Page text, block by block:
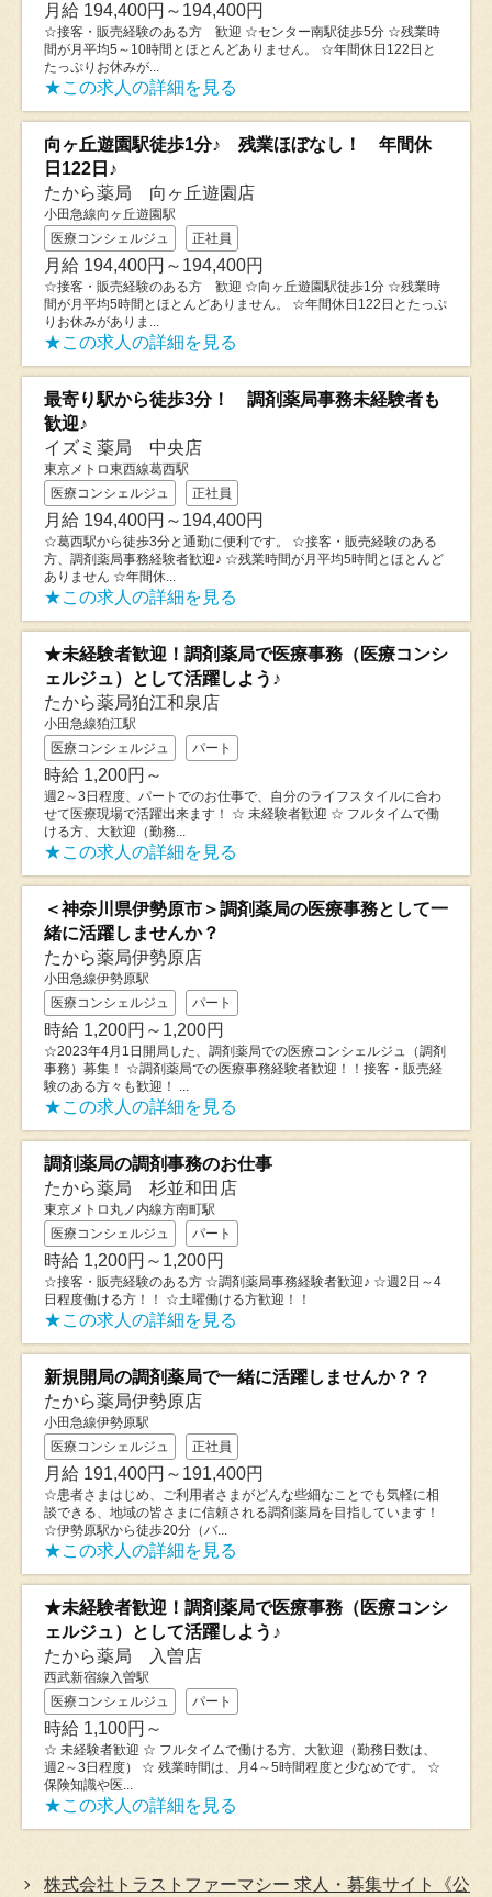
月給 194,400円～194,400円
☆接客・販売経験のある方 歓迎 ☆センター南駅徒歩5分 ☆残業時
間が月平均5～10時間とほとんどありません。 ☆年間休日122日と
たっぷりお休みが...
★この求人の詳細を見る
向ヶ丘遊園駅徒歩1分♪ 残業ほぼなし！ 年間休
日122日♪
たから薬局 向ヶ丘遊園店
小田急線向ヶ丘遊園駅
医療コンシェルジュ
正社員
月給 194,400円～194,400円
☆接客・販売経験のある方 歓迎 ☆向ヶ丘遊園駅徒歩1分 ☆残業時
間が月平均5時間とほとんどありません。 ☆年間休日122日とたっぷ
りお休みがありま...
★この求人の詳細を見る
最寄り駅から徒歩3分！ 調剤薬局事務未経験者も
歓迎♪
イズミ薬局 中央店
東京メトロ東西線葛西駅
医療コンシェルジュ
正社員
月給 194,400円～194,400円
☆葛西駅から徒歩3分と通勤に便利です。 ☆接客・販売経験のある
方、調剤薬局事務経験者歓迎♪ ☆残業時間が月平均5時間とほとんど
ありません ☆年間休...
★この求人の詳細を見る
★未経験者歓迎！調剤薬局で医療事務（医療コンシ
ェルジュ）として活躍しよう♪
たから薬局狛江和泉店
小田急線狛江駅
医療コンシェルジュ
パート
時給 1,200円～
週2～3日程度、パートでのお仕事で、自分のライフスタイルに合わ
せて医療現場で活躍出来ます！ ☆ 未経験者歓迎 ☆ フルタイムで働
ける方、大歓迎（勤務...
★この求人の詳細を見る
＜神奈川県伊勢原市＞調剤薬局の医療事務として一
緒に活躍しませんか？
たから薬局伊勢原店
小田急線伊勢原駅
医療コンシェルジュ
パート
時給 1,200円～1,200円
☆2023年4月1日開局した、調剤薬局での医療コンシェルジュ（調剤
事務）募集！ ☆調剤薬局での医療事務経験者歓迎！！接客・販売経
験のある方々も歓迎！ ...
★この求人の詳細を見る
調剤薬局の調剤事務のお仕事
たから薬局 杉並和田店
東京メトロ丸ノ内線方南町駅
医療コンシェルジュ
パート
時給 1,200円～1,200円
☆接客・販売経験のある方 ☆調剤薬局事務経験者歓迎♪ ☆週2日～4
日程度働ける方！！ ☆土曜働ける方歓迎！！
★この求人の詳細を見る
新規開局の調剤薬局で一緒に活躍しませんか？？
たから薬局伊勢原店
小田急線伊勢原駅
医療コンシェルジュ
正社員
月給 191,400円～191,400円
☆患者さまはじめ、ご利用者さまがどんな些細なことでも気軽に相
談できる、地域の皆さまに信頼される調剤薬局を目指しています！
☆伊勢原駅から徒歩20分（バ...
★この求人の詳細を見る
★未経験者歓迎！調剤薬局で医療事務（医療コンシ
ェルジュ）として活躍しよう♪
たから薬局 入曽店
西武新宿線入曽駅
医療コンシェルジュ
パート
時給 1,100円～
☆ 未経験者歓迎 ☆ フルタイムで働ける方、大歓迎（勤務日数は、
週2～3日程度） ☆ 残業時間は、月4～5時間程度と少なめです。 ☆
保険知識や医...
★この求人の詳細を見る
株式会社トラストファーマシー 求人・募集サイト《公